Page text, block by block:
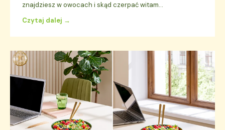
znajdziesz w owocach i skąd czerpać witam...
Czytaj dalej →